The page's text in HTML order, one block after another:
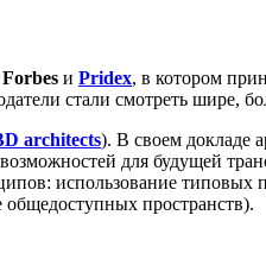
Forbes и Pridex, в котором
стали смотреть шире,
architects). В своем докладе
для будущей
использование типовых
общедоступных пространств).